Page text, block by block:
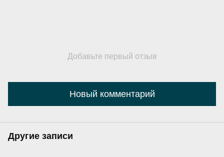
Добавьте первый отзыв
Новый комментарий
Другие записи